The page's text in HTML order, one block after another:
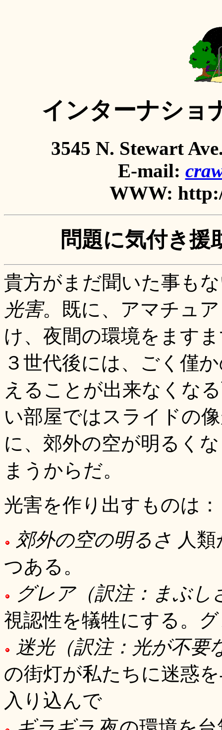
インターナショ
3545 N. Stewart
E-mail:
WWW:
問題に気付き援
貴方がまだ聞いた事も
光害。既に、アマチュ
け、夜間の環境をます
３世代後には、ごく僅
えることが出来なくな
い部屋ではスライドの
に、郊外の空が明るく
まうからだ。
光害を作り出すものは：
郊外の空の明るさ 人
つある。
グレア（訳注：まぶし
視認性を犠牲にする。
迷光（訳注：光が不
の街灯が私たちに迷惑
入り込んで